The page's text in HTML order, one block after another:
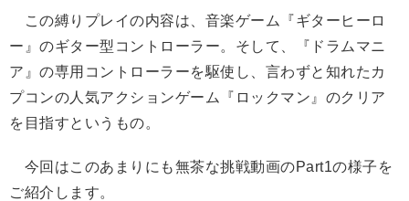
この縛りプレイの内容は、音楽ゲーム『ギターヒーロ
ー』のギター型コントローラー。そして、『ドラムマニ
ア』の専用コントローラーを駆使し、言わずと知れたカ
プコンの人気アクションゲーム『ロックマン』のクリア
を目指すというもの。
今回はこのあまりにも無茶な挑戦動画のPart1の様子を
ご紹介します。